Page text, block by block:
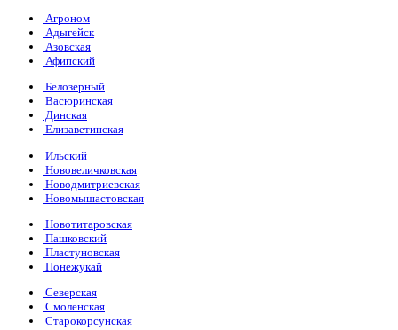
Агроном
Адыгейск
Азовская
Афипский
Белозерный
Васюринская
Динская
Елизаветинская
Ильский
Нововеличковская
Новодмитриевская
Новомышастовская
Новотитаровская
Пашковский
Пластуновская
Понежукай
Северская
Смоленская
Старокорсунская